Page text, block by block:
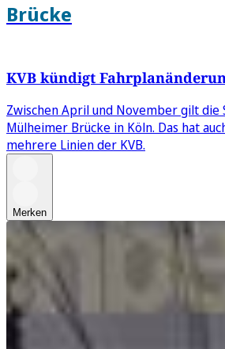
Brücke
KVB kündigt
Zwischen April und November gilt die
Mülheimer Brücke in Köln. Das hat
mehrere Linien der KVB.
Merken